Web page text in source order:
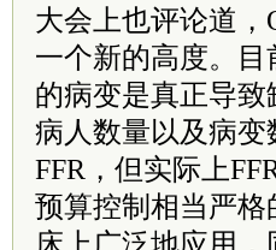
大会上也评论道
一个新的高度。
的病变是真正导
病人数量以及病
FFR，但实际上
预算控制相当严格